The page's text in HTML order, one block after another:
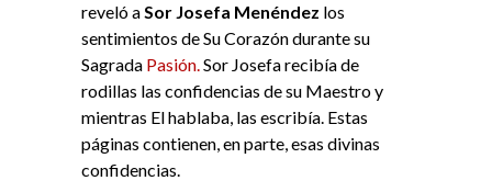
reveló aSor Josefa Menéndez los
sentimientos de Su Corazón durante su
Sagrada Pasión.Sor Josefa recibía de
rodillas las confidencias de su Maestro y
mientras El hablaba, las escribía. Estas
páginas contienen, en parte, esas divinas
confidencias.